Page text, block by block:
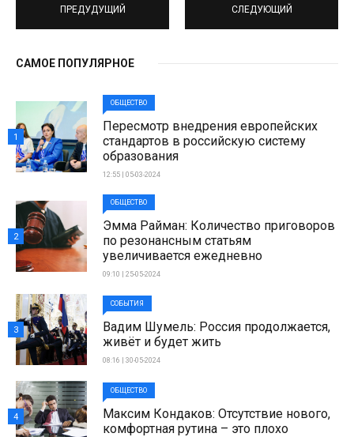
ПРЕДУДУЩИЙ СЛЕДУЮЩИЙ
САМОЕ ПОПУЛЯРНОЕ
ОБЩЕСТВО
Пересмотр внедрения европейских
стандартов в российскую систему
образования
12:55 | 05-03-2024
1
ОБЩЕСТВО
Эмма Райман: Количество приговоров
по резонансным статьям
увеличивается ежедневно
09:10 | 25-05-2024
2
СОБЫТИЯ
Вадим Шумель: Россия продолжается,
живёт и будет жить
08:16 | 30-05-2024
3
ОБЩЕСТВО
Максим Кондаков: Отсутствие нового,
комфортная рутина – это плохо
4